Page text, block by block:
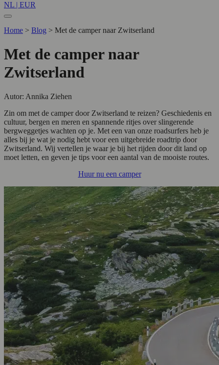
NL | EUR
Home > Blog > Met de camper naar Zwitserland
Met de camper naar
Zwitserland
Autor: Annika Ziehen
Zin om met de camper door Zwitserland te reizen? Geschiedenis en
cultuur, bergen en meren en spannende ritjes over slingerende
bergweggetjes wachten op je. Met een van onze roadsurfers heb je
alles bij je wat je nodig hebt voor een uitgebreide roadtrip door
Zwitserland. Wij vertellen je waar je bij het rijden door dit land op
moet letten, en geven je tips voor een aantal van de mooiste routes.
Huur nu een camper